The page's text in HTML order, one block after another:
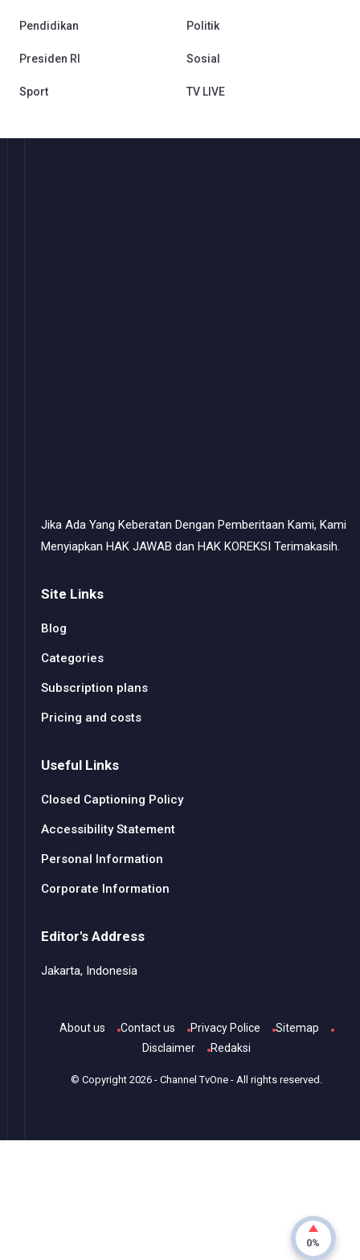
Pendidikan Politik
Presiden RI Sosial
Sport TV LIVE
Jika Ada Yang Keberatan Dengan Pemberitaan Kami, Kami
Menyiapkan HAK JAWAB dan HAK KOREKSI Terimakasih.
Site Links
Blog
Categories
Subscription plans
Pricing and costs
Useful Links
Closed Captioning Policy
Accessibility Statement
Personal Information
Corporate Information
Editor's Address
Jakarta, Indonesia
About us Contact us Privacy Police
Sitemap
Disclaimer
Redaksi
© Copyright2026 -Channel TvOne - All rights reserved.
0%